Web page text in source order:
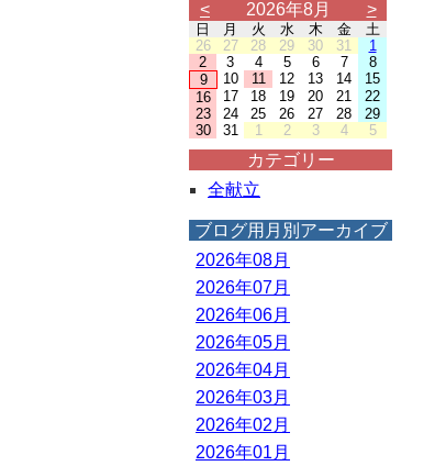
< 2026年8月 >
日 月 火 水 木 金
土
26
27 28 29 30 31
1
2
3 4 5 6 7
8
9
10 11 12 13 14
15
16
17 18 19 20 21
22
23
24 25 26 27 28
29
30
31 1 2 3 4 5
カテゴリー
全献立
ブログ用月別アーカイブ
2026年08月
2026年07月
2026年06月
2026年05月
2026年04月
2026年03月
2026年02月
2026年01月